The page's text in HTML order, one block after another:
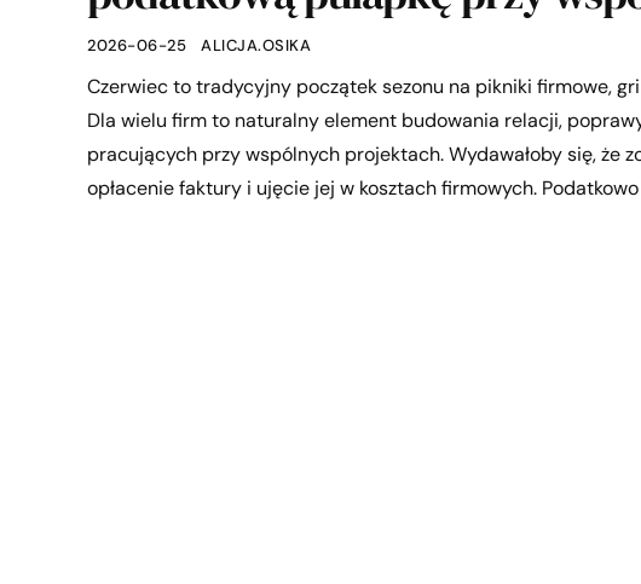
2026-06-25 ALICJA.OSIKA
Czerwiec to tradycyjny początek sezonu na pikniki firmowe,
Dla wielu firm to naturalny element budowania relacji,
pracujących przy wspólnych projektach. Wydawałoby się, że
opłacenie faktury i ujęcie jej w kosztach firmowych.